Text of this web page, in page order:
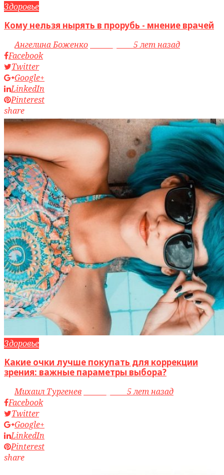
Здоровье
Кому нельзя нырять в прорубь - мнение врачей
byАнгелина Боженко
5 лет назад
Facebook
Twitter
Google+
LinkedIn
Pinterest
share
Здоровье
Какие очки лучше покупать для коррекции
зрения: важные параметры выбора?
byМихаил Тургенев
5 лет назад
Facebook
Twitter
Google+
LinkedIn
Pinterest
share